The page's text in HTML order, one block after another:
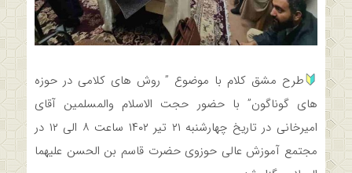
طرح مشق کلام با موضوع ” روش هاي كلامي در حوزه
هاي گوناگون” با حضور حجت الاسلام والمسلمين آقاي
اميرخاني در تاريخ چهارشنبه ۲۱ تير ۱۴۰۲ ساعت ۸ الي ۱۲ در
مجتمع آموزش عالی حوزوی حضرت قاسم بن الحسن علیهما